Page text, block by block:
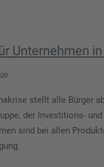
Unternehmen
stellt alle Bürger
der Investitions-
sind bei allen